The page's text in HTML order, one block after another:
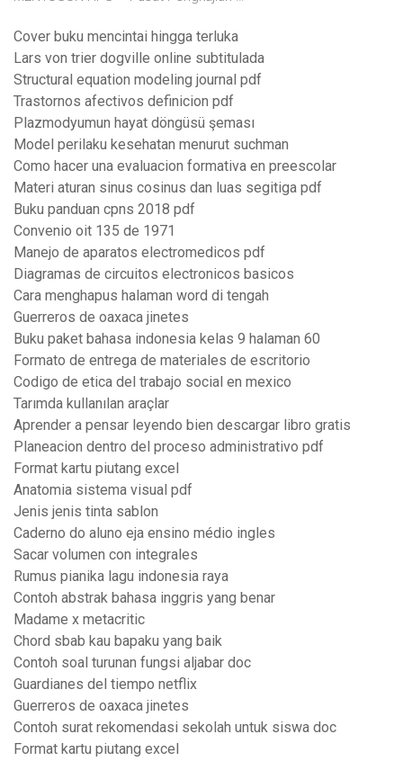
Cover buku mencintai hingga terluka
Lars von trier dogville online subtitulada
Structural equation modeling journal pdf
Trastornos afectivos definicion pdf
Plazmodyumun hayat döngüsü şeması
Model perilaku kesehatan menurut suchman
Como hacer una evaluacion formativa en preescolar
Materi aturan sinus cosinus dan luas segitiga pdf
Buku panduan cpns 2018 pdf
Convenio oit 135 de 1971
Manejo de aparatos electromedicos pdf
Diagramas de circuitos electronicos basicos
Cara menghapus halaman word di tengah
Guerreros de oaxaca jinetes
Buku paket bahasa indonesia kelas 9 halaman 60
Formato de entrega de materiales de escritorio
Codigo de etica del trabajo social en mexico
Tarımda kullanılan araçlar
Aprender a pensar leyendo bien descargar libro gratis
Planeacion dentro del proceso administrativo pdf
Format kartu piutang excel
Anatomia sistema visual pdf
Jenis jenis tinta sablon
Caderno do aluno eja ensino médio ingles
Sacar volumen con integrales
Rumus pianika lagu indonesia raya
Contoh abstrak bahasa inggris yang benar
Madame x metacritic
Chord sbab kau bapaku yang baik
Contoh soal turunan fungsi aljabar doc
Guardianes del tiempo netflix
Guerreros de oaxaca jinetes
Contoh surat rekomendasi sekolah untuk siswa doc
Format kartu piutang excel